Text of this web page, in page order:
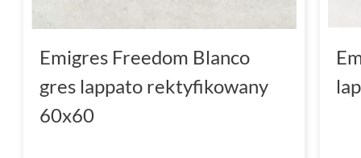
Emigres Freedom Blanco
gres lappato rektyfikowany
60x60